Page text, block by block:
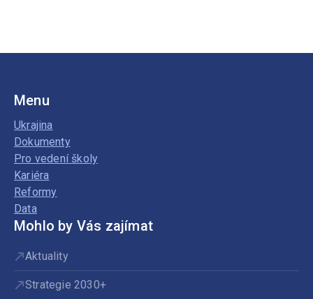
Menu
Ukrajina
Dokumenty
Pro vedení školy
Kariéra
Reformy
Data
Mohlo by Vás zajímat
Aktuality
Strategie 2030+